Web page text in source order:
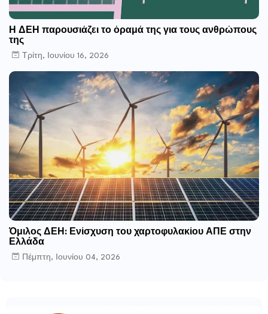
Η ΔΕΗ παρουσιάζει το όραμά της για τους ανθρώπους
της
Τρίτη, Ιουνίου 16, 2026
Όμιλος ΔΕΗ: Ενίσχυση του χαρτοφυλακίου ΑΠΕ στην
Ελλάδα
Πέμπτη, Ιουνίου 04, 2026